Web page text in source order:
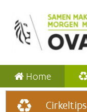
Home
Cirkeltips